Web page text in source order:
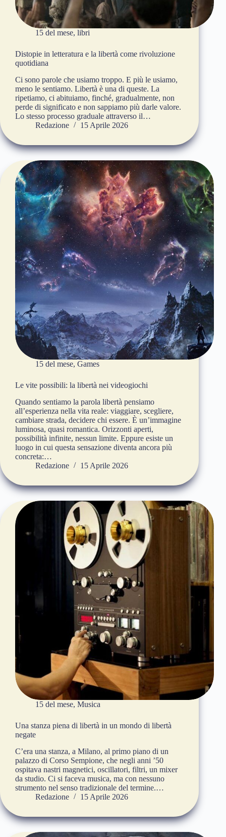
15 del mese, libri
Distopie in letteratura e la libertà come rivoluzione
quotidiana
Ci sono parole che usiamo troppo. E più le usiamo,
meno le sentiamo. Libertà è una di queste. La
ripetiamo, ci abituiamo, finché, gradualmente, non
perde di significato e non sappiamo più darle valore.
Lo stesso processo graduale attraverso il…
Redazione
15 Aprile 2026
15 del mese, Games
Le vite possibili: la libertà nei videogiochi
Quando sentiamo la parola libertà pensiamo
all’esperienza nella vita reale: viaggiare, scegliere,
cambiare strada, decidere chi essere. È un’immagine
luminosa, quasi romantica. Orizzonti aperti,
possibilità infinite, nessun limite. Eppure esiste un
luogo in cui questa sensazione diventa ancora più
concreta:…
Redazione
15 Aprile 2026
15 del mese, Musica
Una stanza piena di libertà in un mondo di libertà
negate
C’era una stanza, a Milano, al primo piano di un
palazzo di Corso Sempione, che negli anni ’50
ospitava nastri magnetici, oscillatori, filtri, un mixer
da studio. Ci si faceva musica, ma con nessuno
strumento nel senso tradizionale del termine.…
Redazione
15 Aprile 2026